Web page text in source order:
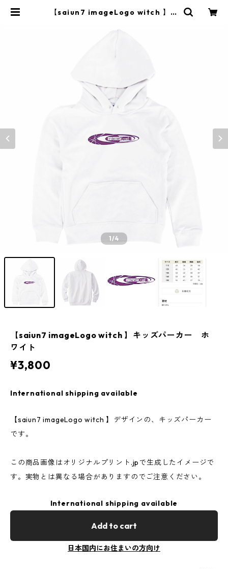
【saiun7 imageLogo witch 】キ
1/4
【saiun7 imageLogo witch 】キッズパーカー ホ
ワイト
¥3,800
International shipping available
【saiun7 imageLogo witch 】デザインの、キッズパーカー
です。
この商品画像はオリジナルプリント.jpで生成したイメージで
す。実物とは異なる場合がありますのでご注意ください。
International shipping available
Add to cart
日本国内にお住まいの方向け